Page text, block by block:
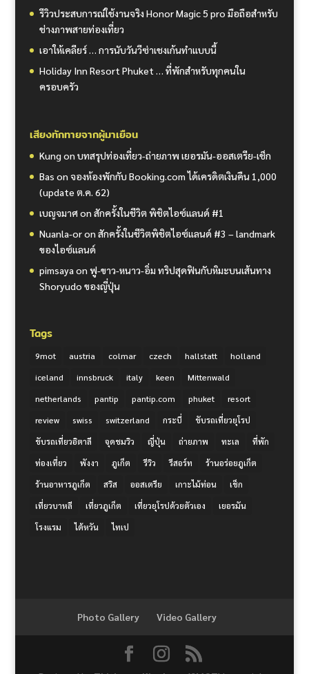
รีวิวประสบการณ์ใช้งานจริง Honor Magic 5 pro มือถือสำหรับ
ช่างภาพสายท่องเที่ยว
เอาให้เคลียร์ … การนับวันวีซ่าเชงเก้นทำแบบนี้
Holiday Inn Resort Phuket … ที่พักสำหรับทุกคนใน
ครอบครัว
เสียงทักทายจากผู้มาเยือน
Kung on บทสรุปท่องเที่ยว-ถ่ายภาพ เยอรมัน-ออสเตรีย-เช็ก
Bas on จองห้องพักกับ Booking.com ได้เครดิตเงินคืน 1,000
(update ต.ค. 62)
เบญจมาศon สักครั้งในชีวิต พิชิตไอซ์แลนด์ #1
Nuanla-oron สักครั้งในชีวิตพิชิตไอซ์แลนด์ #3 – landmark
ของไอซ์แลนด์
pimsaya on ฟู-ขาว-หนาว-อิ่ม ทริปสุดฟินกับหิมะบนเส้นทาง
Shoryudo ของญี่ปุ่น
Tags
9mot austria colmar czech hallstatt
holland
iceland
innsbruck italy keen
Mittenwald
netherlands
pantip pantip.com phuket
resort
review
swiss switzerland กระบี่
ขับรถเที่ยวยุโรป
ขับรถเที่ยวอิตาลี
จุดชมวิว ญี่ปุ่น ถ่ายภาพ ทะเล
ที่พัก
ท่องเที่ยว
พังงา ภูเก็ต รีวิว รีสอร์ท
ร้านอร่อยภูเก็ต
ร้านอาหารภูเก็ต
สวิส ออสเตรีย เกาะไม้ท่อน
เช็ก
เที่ยวบาหลี
เที่ยวภูเก็ต เที่ยวยุโรปด้วยตัวเอง
เยอรมัน
โรงแรม
ไต้หวัน ไทเป
Photo Gallery Video Gallery